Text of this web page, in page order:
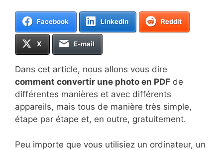
Facebook LinkedIn Reddit
X E-mail
Dans cet article, nous allons vous dire
comment convertir une photo en PDF de
différentes manières et avec différents
appareils, mais tous de manière très simple,
étape par étape et, en outre, gratuitement.
Peu importe que vous utilisiez un ordinateur, un